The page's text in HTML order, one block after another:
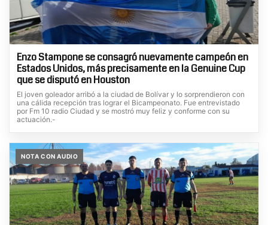
Enzo Stampone se consagró nuevamente campeón en
Estados Unidos, más precisamente en la Genuine Cup
que se disputó en Houston
El joven goleador arribó a la ciudad de Bolívar y lo sorprendieron con
una cálida recepción tras lograr el Bicampeonato. Fue entrevistado
por Fm 10 radio Ciudad y se mostró muy feliz y conforme con su
actuación.-
NOTA CON AUDIO